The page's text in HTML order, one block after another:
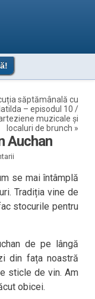
săptămânală cu
– episodul 10 /
muzicale și
localuri de brunch »
Auchan
se mai întâmplă
Tradiția vine de
stocurile pentru
de pe lângă
din fața noastră
sticle de vin. Am
obicei.